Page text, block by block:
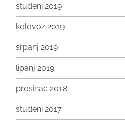
studeni 2019
kolovoz 2019
srpanj 2019
lipanj 2019
prosinac 2018
studeni 2017